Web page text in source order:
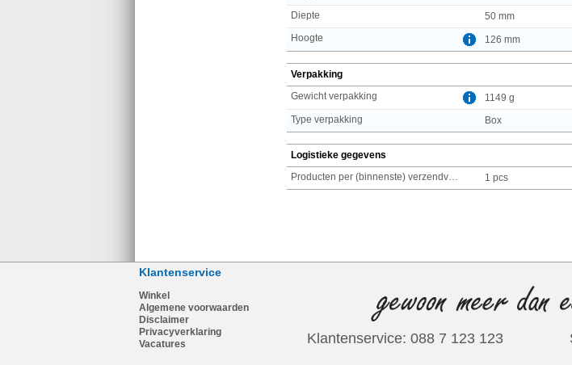
Diepte
50 mm
Hoogte
126 mm
Verpakking
Gewicht verpakking
1149 g
Type verpakking
Box
Logistieke gegevens
1 pcs
Klantenservice
Winkel
Algemene voorwaarden
Disclaimer
Privacyverklaring
Vacatures
Klantenservice: 088 7 123 123